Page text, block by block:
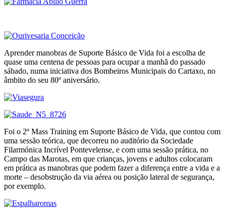
Aprender manobras de Suporte Básico de Vida foi a escolha de
quase uma centena de pessoas para ocupar a manhã do passado
sábado, numa iniciativa dos Bombeiros Municipais do Cartaxo, no
âmbito do seu 80º aniversário.
Foi o 2º Mass Training em Suporte Básico de Vida, que contou com
uma sessão teórica, que decorreu no auditório da Sociedade
Filarmónica Incrível Pontevelense, e com uma sessão prática, no
Campo das Marotas, em que crianças, jovens e adultos colocaram
em prática as manobras que podem fazer a diferença entre a vida e a
morte – desobstrução da via aérea ou posição lateral de segurança,
por exemplo.